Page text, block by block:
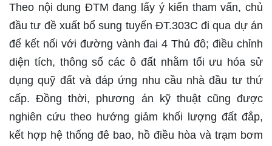
Theo nội dung ĐTM đang lấy ý kiến tham vấn, chủ
đầu tư đề xuất bổ sung tuyến ĐT.303C đi qua dự án
để kết nối với đường vành đai 4 Thủ đô; điều chỉnh
diện tích, thông số các ô đất nhằm tối ưu hóa sử
dụng quỹ đất và đáp ứng nhu cầu nhà đầu tư thứ
cấp. Đồng thời, phương án kỹ thuật cũng được
nghiên cứu theo hướng giảm khối lượng đất đắp,
kết hợp hệ thống đê bao, hồ điều hòa và trạm bơm